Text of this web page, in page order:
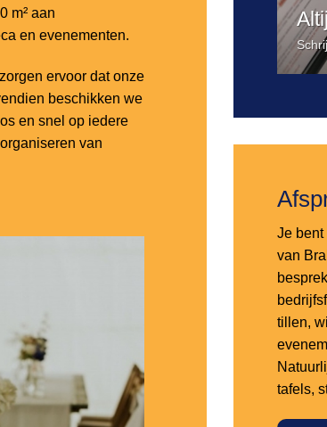
m² aan
en evenementen.
ervoor dat onze
beschikken we
en snel op iedere
van
Je
van
tillen,
tafels,